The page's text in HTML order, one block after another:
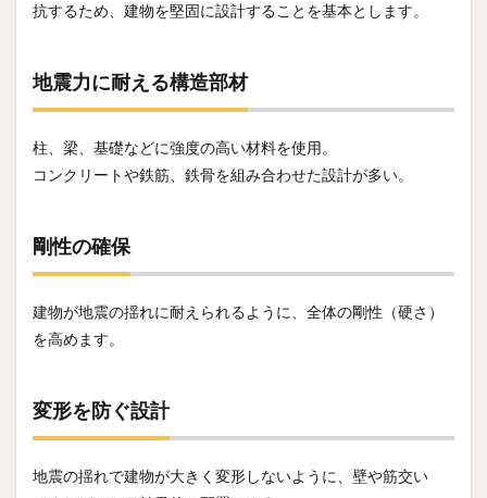
抗するため、建物を堅固に設計することを基本とします。
地震力に耐える構造部材
柱、梁、基礎などに強度の高い材料を使用。
コンクリートや鉄筋、鉄骨を組み合わせた設計が多い。
剛性の確保
建物が地震の揺れに耐えられるように、全体の剛性（硬さ）
を高めます。
変形を防ぐ設計
地震の揺れで建物が大きく変形しないように、壁や筋交い